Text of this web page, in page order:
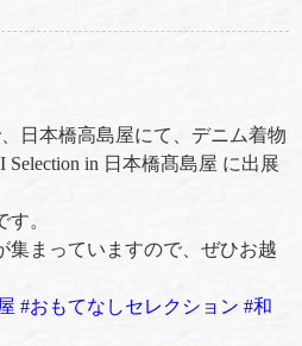
日本橋高島屋にて、デニム着物
in 日本橋髙島屋 に出展
。
集まっていますので、ぜひお越
#おもてなしセレクション #和